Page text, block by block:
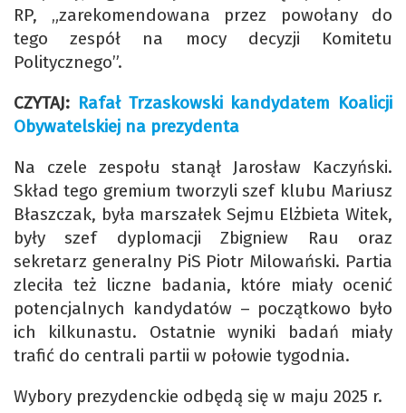
RP, „zarekomendowana przez powołany do
tego zespół na mocy decyzji Komitetu
Politycznego”.
CZYTAJ: Rafał Trzaskowski kandydatem Koalicji
Obywatelskiej na prezydenta
Na czele zespołu stanął Jarosław Kaczyński.
Skład tego gremium tworzyli szef klubu Mariusz
Błaszczak, była marszałek Sejmu Elżbieta Witek,
były szef dyplomacji Zbigniew Rau oraz
sekretarz generalny PiS Piotr Milowański. Partia
zleciła też liczne badania, które miały ocenić
potencjalnych kandydatów – początkowo było
ich kilkunastu. Ostatnie wyniki badań miały
trafić do centrali partii w połowie tygodnia.
Wybory prezydenckie odbędą się w maju 2025 r.